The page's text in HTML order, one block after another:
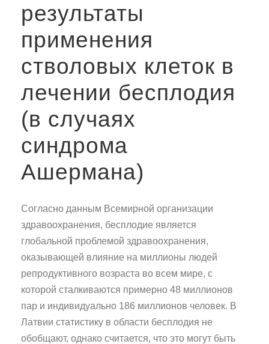
результаты
применения
стволовых клеток в
лечении бесплодия
(в случаях
синдрома
Ашермана)
Согласно данным Всемирной организации
здравоохранения, бесплодие является
глобальной проблемой здравоохранения,
оказывающей влияние на миллионы людей
репродуктивного возраста во всем мире, с
которой сталкиваются примерно 48 миллионов
пар и индивидуально 186 миллионов человек. В
Латвии статистику в области бесплодия не
обобщают, однако считается, что это могут быть